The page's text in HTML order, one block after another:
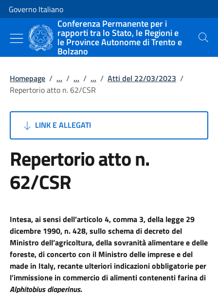
Vai al contenuto
Vai alla navigazione del sito
Governo Italiano
Conferenza Permanente per i
rapporti tra lo Stato, le Regioni e
le Province Autonome di Trento e
Bolzano
Cerca
Homepage / ... / ... / ... / Atti del 22/03/2023 /
Repertorio atto n. 62/CSR
LINK E ALLEGATI
Repertorio atto n.
62/CSR
Intesa, ai sensi dell’articolo 4, comma 3, della legge 29
dicembre 1990, n. 428, sullo schema di decreto del
Ministro dell’agricoltura, della sovranità alimentare e delle
foreste, di concerto con il Ministro delle imprese e del
made in Italy, recante ulteriori indicazioni obbligatorie per
l’immissione in commercio di alimenti contenenti farina di
Alphitobius diaperinus.